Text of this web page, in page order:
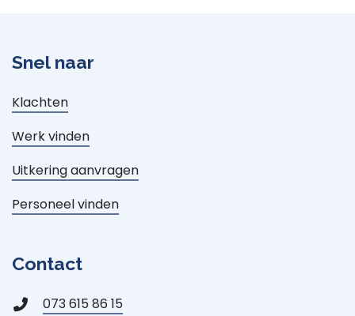
Snel naar
Klachten
Werk vinden
Uitkering aanvragen
Personeel vinden
Contact
073 615 86 15